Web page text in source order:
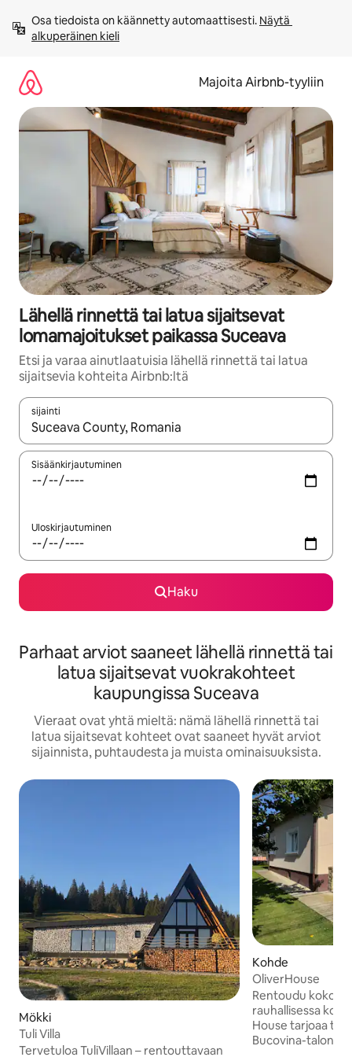
sisältö
väliin
Osa tiedoista on käännetty automaattisesti. Näytä
alkuperäinen kieli
Majoita Airbnb-tyyliin
Lähellä rinnettä tai latua sijaitsevat
lomamajoitukset paikassa Suceava
Etsi ja varaa ainutlaatuisia lähellä rinnettä tai latua
sijaitsevia kohteita Airbnb:ltä
sijainti
Kun tulokset ovat saatavilla, navigoi ylös- ja alas-
Sisäänkirjautuminen
Uloskirjautuminen
Haku
Parhaat arviot saaneet lähellä rinnettä tai
latua sijaitsevat vuokrakohteet
kaupungissa Suceava
Vieraat ovat yhtä mieltä: nämä lähellä rinnettä tai
latua sijaitsevat kohteet ovat saaneet hyvät arviot
sijainnista, puhtaudesta ja muista ominaisuuksista.
Mökki
Tuli Villa
Tervetuloa TuliVillaan – rentouttavaan
Kohde
OliverHouse
Rentoudu koko
rauhallisessa
House tarjoaa
Bucovina-talon